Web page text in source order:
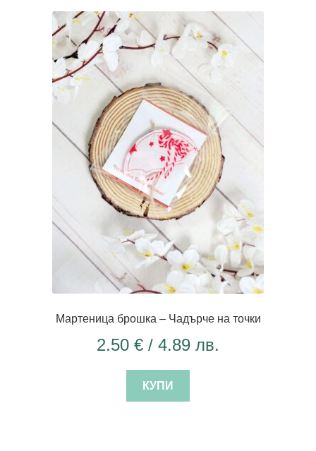
Мартеница брошка – Чадърче на точки
2.50 € / 4.89 лв.
КУПИ